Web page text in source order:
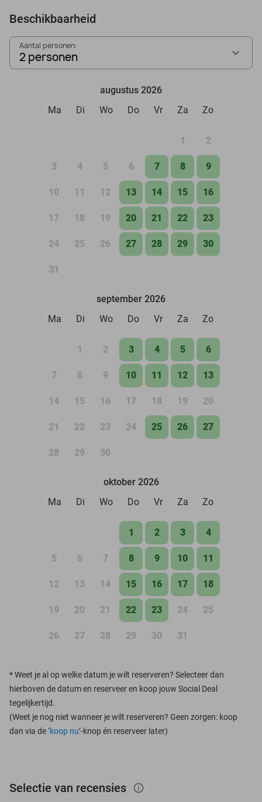
Beschikbaarheid
Aantal personen:
2 personen
augustus 2026
Ma
Di Wo Do Vr Za Zo
1 2
3 4 5 6 7 8 9
10 11 12 13 14 15 16
17 18 19 20 21 22 23
24 25 26 27 28 29 30
31
september 2026
Ma
Di Wo Do Vr Za Zo
1 2 3 4 5 6
7 8 9 10 11 12 13
14 15 16 17 18 19 20
21 22 23 24 25 26 27
28 29 30
oktober 2026
Ma
Di Wo Do Vr Za Zo
1 2 3 4
5 6 7 8 9 10 11
12 13 14 15 16 17 18
19 20 21 22 23 24 25
26 27 28 29 30 31
*Weet je al op welke datum je wilt reserveren? Selecteer dan
hierboven de datum en reserveer en koop jouw Social Deal
tegelijkertijd.
(Weet je nog niet wanneer je wilt reserveren? Geen zorgen: koop
dan via de ‘koop nu’-knop én reserveer later)
Selectie van recensies info_outlined